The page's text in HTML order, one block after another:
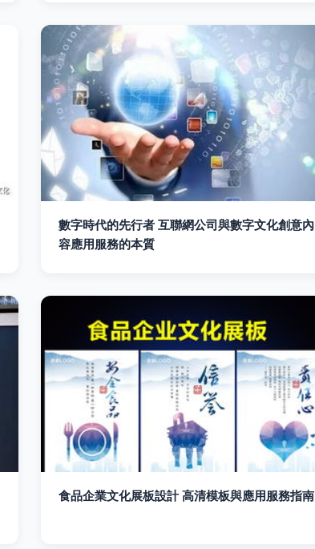
數字時代的先行者 互聯網公司與數字文化創意內
容應用服務的本質
食品企業文化展板設計 高清模板與應用服務指南